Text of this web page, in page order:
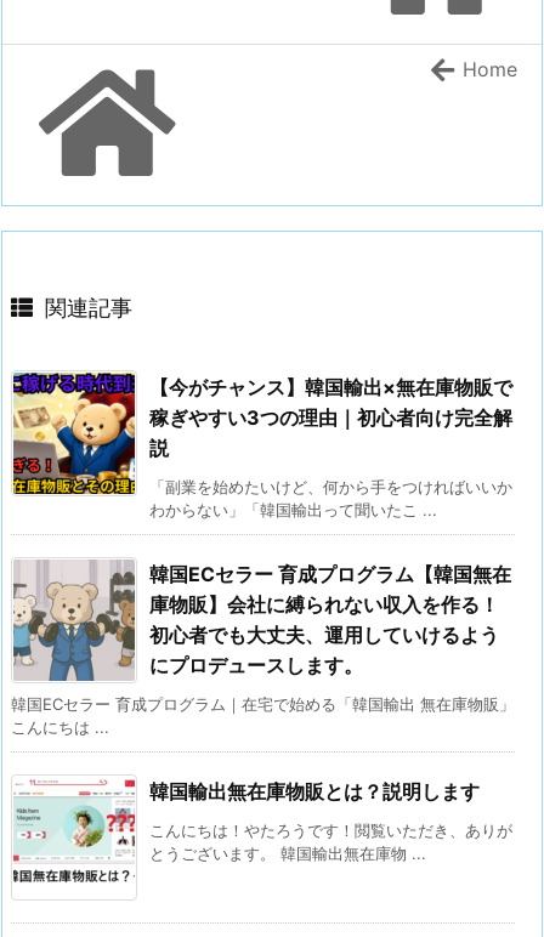
Home
関連記事
【今がチャンス】韓国輸出×無在庫物販で
稼ぎやすい3つの理由｜初心者向け完全解
説
「副業を始めたいけど、何から手をつければいいか
わからない」「韓国輸出って聞いたこ ...
韓国ECセラー 育成プログラム【韓国無在
庫物販】会社に縛られない収入を作る！
初心者でも大丈夫、運用していけるよう
にプロデュースします。
韓国ECセラー 育成プログラム｜在宅で始める「韓国輸出 無在庫物販」
こんにちは ...
韓国輸出無在庫物販とは？説明します
こんにちは！やたろうです！閲覧いただき、ありが
とうございます。 韓国輸出無在庫物 ...